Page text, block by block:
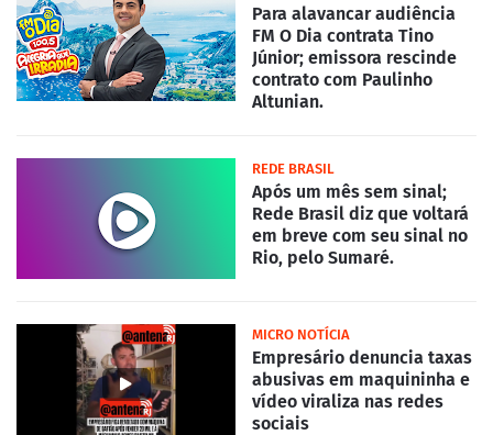
Para alavancar audiência
FM O Dia contrata Tino
Júnior; emissora rescinde
contrato com Paulinho
Altunian.
REDE BRASIL
Após um mês sem sinal;
Rede Brasil diz que voltará
em breve com seu sinal no
Rio, pelo Sumaré.
MICRO NOTÍCIA
Empresário denuncia taxas
abusivas em maquininha e
vídeo viraliza nas redes
sociais